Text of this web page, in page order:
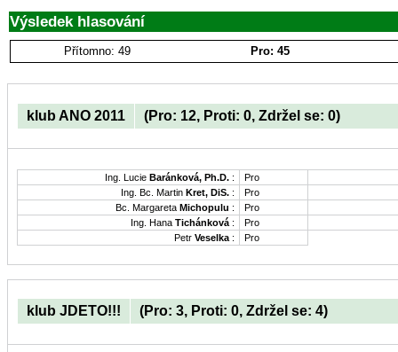
Výsledek hlasování
Přítomno: 49 Pro: 45
klub ANO 2011 (Pro: 12, Proti: 0, Zdržel se: 0)
Ing. Lucie Baránková, Ph.D. :
Pro
Ing. Bc. Martin Kret, DiS. :
Pro
Bc. Margareta Michopulu :
Pro
Ing. Hana Tichánková :
Pro
Petr Veselka : Pro
klub JDETO!!! (Pro: 3, Proti: 0, Zdržel se: 4)